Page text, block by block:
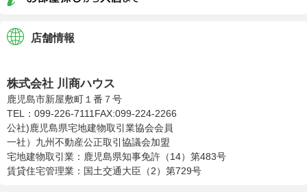
店舗情報
株式会社 川商ハウス
鹿児島市新屋敷町１番７号
TEL：099-226-7111 FAX:099-224-2266
公社)鹿児島県宅地建物取引業協会会員
一社）九州不動産公正取引協議会加盟
宅地建物取引業：鹿児島県知事免許（14）第483号
賃貸住宅管理業：国土交通大臣（2）第729号